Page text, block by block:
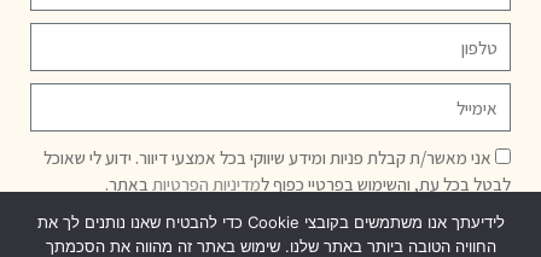
אני מאשר/ת קבלת פניות ומידע שיווקי בכל אמצעי דיוור. ידוע לי שאוכל
לבטל בכל עת, והשימוש בפרטיי כפוף למדיניות הפרטיות באתר.
שליחה
לידיעתך אנו משתמשים בקובצי Cookie כדי להבטיח שאנו נותנים לך את
החוויה הטובה ביותר באתר שלנו. שימוש באתר זה מהווה את הסכמתך